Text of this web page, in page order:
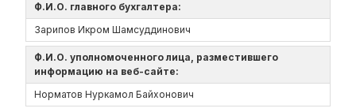
Ф.И.О. главного бухгалтера:
Зарипов Икром Шамсуддинович
Ф.И.О. уполномоченного лица, разместившего
информацию на веб-сайте:
Норматов Нуркамол Байхонович